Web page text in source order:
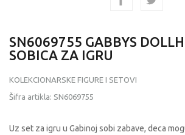
SN6069755 GABBYS
SOBICA ZA IGRU
KOLEKCIONARSKE FIGURE I SETOVI
Šifra artikla: SN6069755
Uz set za igru u Gabinoj sobi zabave, deca